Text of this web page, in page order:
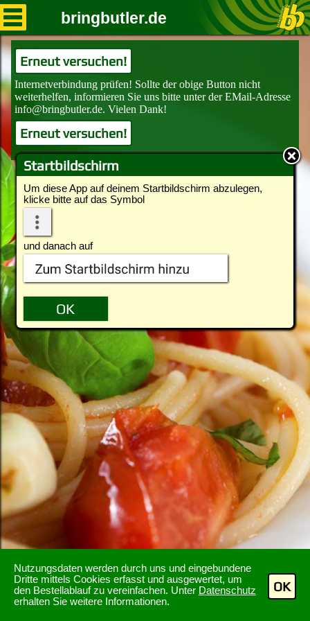
Nutzungsdaten werden durch uns und eingebundene
Dritte mittels Cookies erfasst und ausgewertet, um
den Bestellablauf zu vereinfachen. Unter Datenschutz
erhalten Sie weitere Informationen.
OK
Startbildschirm
Um diese App auf deinem Startbildschirm abzulegen,
klicke bitte auf das Symbol
und danach auf
bringbutler.de
Erneut versuchen!
Erneut versuchen!